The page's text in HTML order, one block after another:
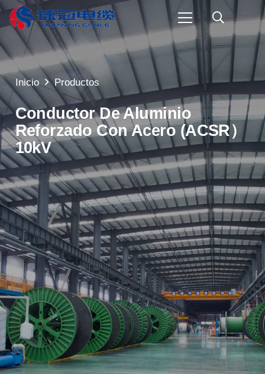
Inicio Productos
Conductor De Aluminio
Reforzado Con Acero (ACSR）
10kV